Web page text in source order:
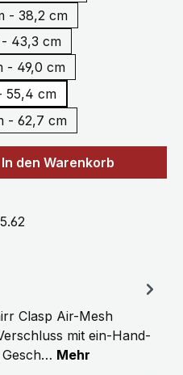
- 38,2 cm
43,3 cm
- 49,0 cm
55,4 cm
55,5 cm - 62,7 cm
den
In den Warenkorb
Clasp Air-Mesh
mit ein-Hand-
Gesch… Mehr